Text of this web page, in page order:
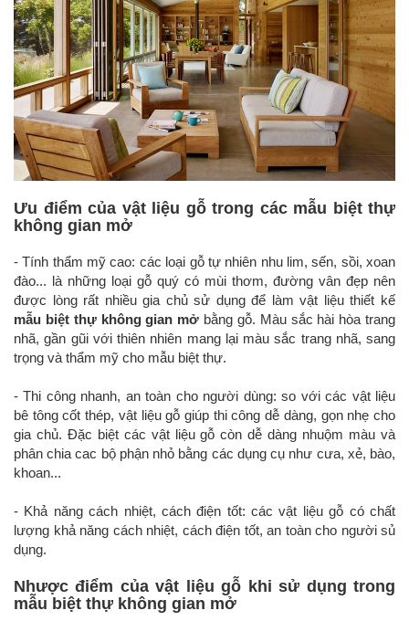
Ưu điểm của vật liệu gỗ trong các mẫu biệt thự
không gian mở
- Tính thẩm mỹ cao: các loại gỗ tự nhiên nhu lim, sến, sồi, xoan
đào... là những loại gỗ quý có mùi thơm, đường vân đẹp nên
được lòng rất nhiều gia chủ sử dụng để làm vật liệu thiết kế
mẫu biệt thự không gian mở bằng gỗ. Màu sắc hài hòa trang
nhã, gần gũi với thiên nhiên mang lại màu sắc trang nhã, sang
trọng và thẩm mỹ cho mẫu biệt thự.
- Thi công nhanh, an toàn cho người dùng: so với các vật liệu
bê tông cốt thép, vật liệu gỗ giúp thi công dễ dàng, gọn nhẹ cho
gia chủ. Đặc biệt các vật liệu gỗ còn dễ dàng nhuộm màu và
phân chia cac bộ phận nhỏ bằng các dụng cụ như cưa, xẻ, bào,
khoan...
- Khả năng cách nhiệt, cách điện tốt: các vật liệu gỗ có chất
lượng khả năng cách nhiệt, cách điện tốt, an toàn cho người sủ
dụng.
Nhược điểm của vật liệu gỗ khi sử dụng trong
mẫu biệt thự không gian mở